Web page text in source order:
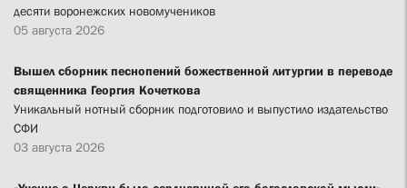
десяти воронежских новомучеников
05 августа 2026
Вышел сборник песнопений божественной литургии в переводе
священника Георгия Кочеткова
Уникальный нотный сборник подготовило и выпустило издательство
СФИ
03 августа 2026